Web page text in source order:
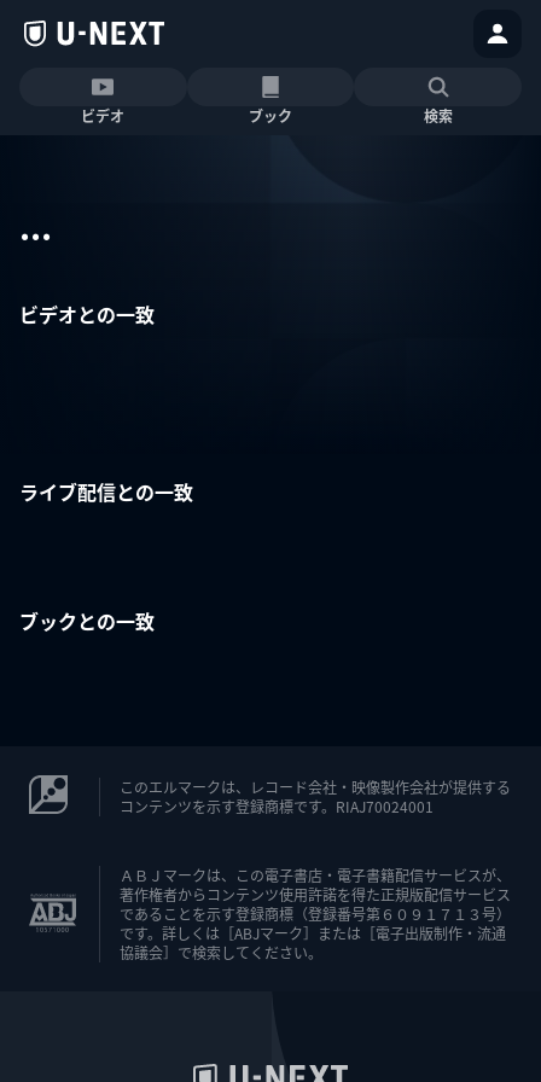
ビデオ ブック 検索
...
ビデオとの一致
ライブ配信との一致
ブックとの一致
このエルマークは、レコード会社・映像製作会社が提供する
コンテンツを示す登録商標です。RIAJ70024001
ＡＢＪマークは、この電子書店・電子書籍配信サービスが、
著作権者からコンテンツ使用許諾を得た正規版配信サービス
であることを示す登録商標（登録番号第６０９１７１３号）
です。詳しくは［ABJマーク］または［電子出版制作・流通
協議会］で検索してください。